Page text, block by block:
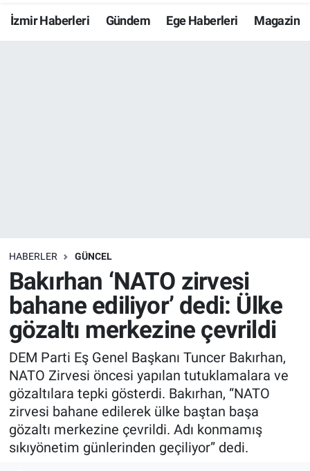
İzmir Haberleri Gündem Ege Haberleri Magazin
HABERLER GÜNCEL
Bakırhan ‘NATO zirvesi
bahane ediliyor’ dedi: Ülke
gözaltı merkezine çevrildi
DEM Parti Eş Genel Başkanı Tuncer Bakırhan,
NATO Zirvesi öncesi yapılan tutuklamalara ve
gözaltılara tepki gösterdi. Bakırhan, “NATO
zirvesi bahane edilerek ülke baştan başa
gözaltı merkezine çevrildi. Adı konmamış
sıkıyönetim günlerinden geçiliyor” dedi.
Resmi İlanlar